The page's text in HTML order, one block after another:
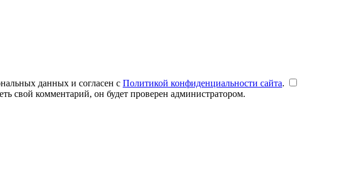
данных и согласен с Политикой конфиденциальности сайта.
свой комментарий, он будет проверен администратором.